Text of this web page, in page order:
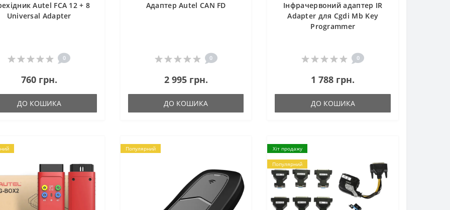
Autel FCA 12 + 8
Universal Adapter
0
760 грн.
ДО КОШИКА
Адаптер Autel CAN FD
0
2 995 грн.
ДО КОШИКА
Інфрачервоний адаптер IR
Adapter для Cgdi Mb Key
Programmer
0
1 788 грн.
ДО КОШИКА
Популярний Хіт продажу
Популярний